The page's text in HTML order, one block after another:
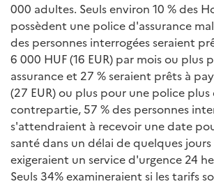
000 adultes. Seuls environ 10 % des
possèdent une police d'assurance
des personnes interrogées seraient
6 000 HUF (16 EUR) par mois ou plus
assurance et 27 % seraient prêts à
(27 EUR) ou plus pour une police
contrepartie, 57 % des personnes
s'attendraient à recevoir une date
santé dans un délai de quelques jours
exigeraient un service d'urgence 24
Seuls 34% examineraient si les tarifs